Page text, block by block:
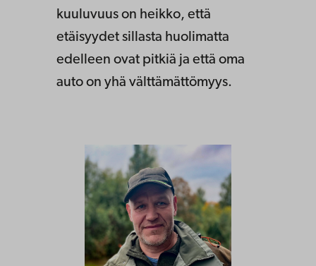
kuuluvuus on heikko, että
etäisyydet sillasta huolimatta
edelleen ovat pitkiä ja että oma
auto on yhä välttämättömyys.